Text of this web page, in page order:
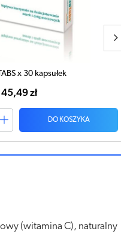
x 30 tabletek
40,08 zł
DO KOSZYKA
(witamina C), naturalny